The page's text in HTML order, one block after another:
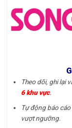
Theo dõi, ghi lại
6 khu vực.
Tự động báo
vượt ngưỡng.